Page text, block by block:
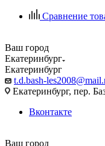
Сравнение
Ваш город
Екатеринбург
Екатеринбург
t.d.bash-
Екатеринбург, пер.
Вконтакте
Ваш город